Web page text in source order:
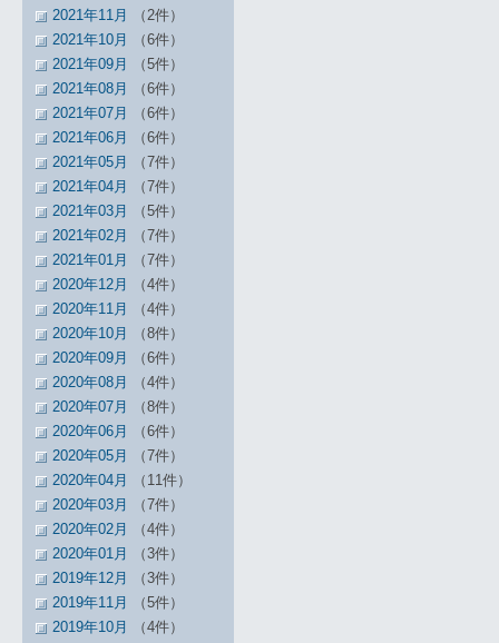
2021年11月
（2件）
2021年10月
（6件）
2021年09月
（5件）
2021年08月
（6件）
2021年07月
（6件）
2021年06月
（6件）
2021年05月
（7件）
2021年04月
（7件）
2021年03月
（5件）
2021年02月
（7件）
2021年01月
（7件）
2020年12月
（4件）
2020年11月
（4件）
2020年10月
（8件）
2020年09月
（6件）
2020年08月
（4件）
2020年07月
（8件）
2020年06月
（6件）
2020年05月
（7件）
2020年04月
（11件）
2020年03月
（7件）
2020年02月
（4件）
2020年01月
（3件）
2019年12月
（3件）
2019年11月
（5件）
2019年10月
（4件）